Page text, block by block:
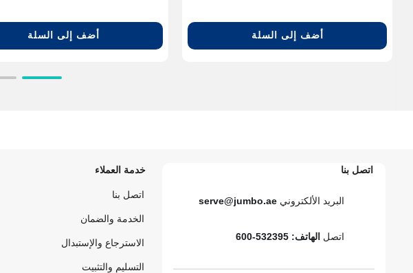
أضف إلى السلة أضف إلى السلة
اتصل بنا
البريد الألكتروني serve@jumbo.ae
اتصلالهاتف: 532395-600
خدمة العملاء
اتصل بنا
الخدمة والضمان
الاسترجاع والإستبدال
التسليم والتثبيت